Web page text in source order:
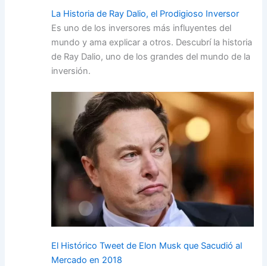
La Historia de Ray Dalio, el Prodigioso Inversor
Es uno de los inversores más influyentes del
mundo y ama explicar a otros. Descubrí la historia
de Ray Dalio, uno de los grandes del mundo de la
inversión.
El Histórico Tweet de Elon Musk que Sacudió al
Mercado en 2018